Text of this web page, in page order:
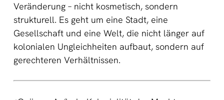
Veränderung – nicht kosmetisch, sondern
strukturell. Es geht um eine Stadt, eine
Gesellschaft und eine Welt, die nicht länger auf
kolonialen Ungleichheiten aufbaut, sondern auf
gerechteren Verhältnissen.